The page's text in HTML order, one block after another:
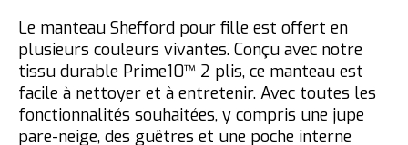
Le manteau Shefford pour fille est offert en
plusieurs couleurs vivantes. Conçu avec notre
tissu durable Prime10™ 2 plis, ce manteau est
facile à nettoyer et à entretenir. Avec toutes les
fonctionnalités souhaitées, y compris une jupe
pare-neige, des guêtres et une poche interne